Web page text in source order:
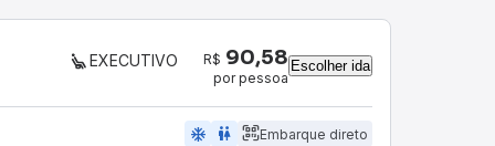
EXECUTIVO R$ 90,58
por pessoa
Escolher ida
ac_unit wc Embarque direto